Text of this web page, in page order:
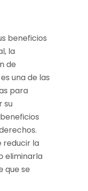
beneficios
la
de
una de las
para
su
reducir la
eliminarla
que se